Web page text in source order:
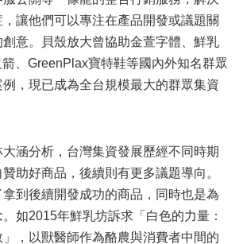
讓他們可以專注在產品開發或議題關
意。貝殼放大曾協助金萱字體、鮮乳
、GreenPlax寶特鞋等國內外知名群眾
，現已成為全台規模最大的群眾集資
涵分析，台灣集資發展歷經不同時期
助好商品，後續則有更多議題導向。
到後續開發成功的商品，同時也是為
如2015年鮮乳坊訴求「白色的力量：
，以獸醫師作為酪農與消費者中間的